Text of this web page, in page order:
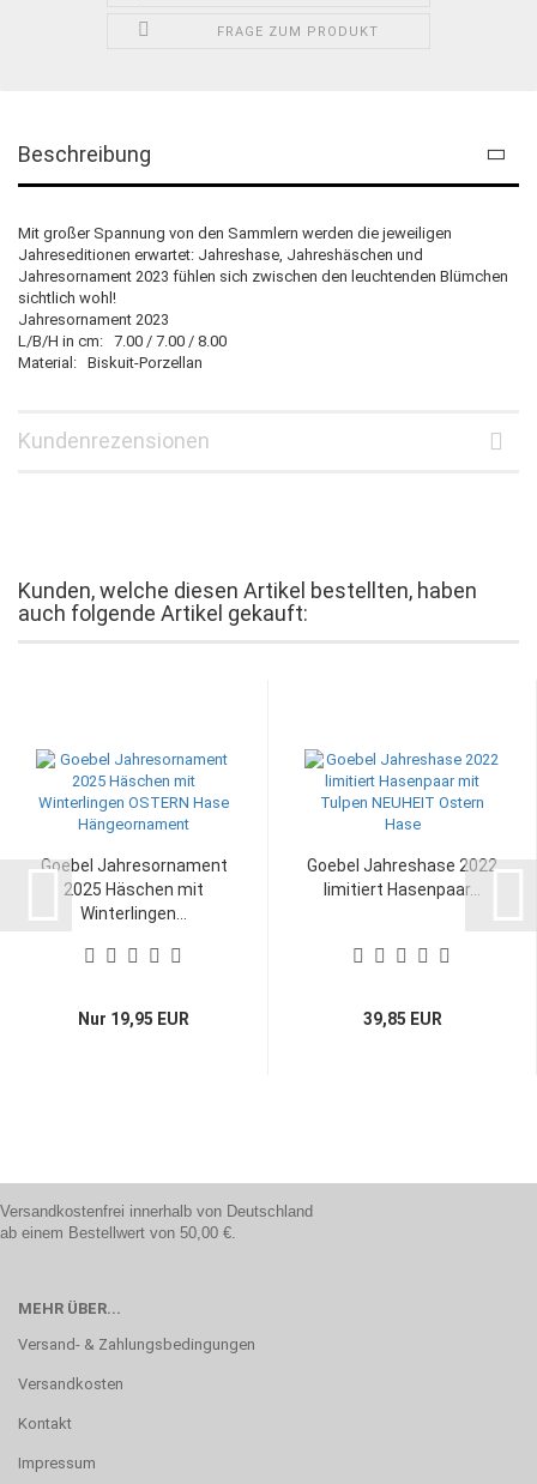
FRAGE ZUM PRODUKT
Beschreibung
Mit großer Spannung von den Sammlern werden die jeweiligen
Jahreseditionen erwartet: Jahreshase, Jahreshäschen und
Jahresornament 2023 fühlen sich zwischen den leuchtenden Blümchen
sichtlich wohl!
Jahresornament 2023
L/B/H in cm: 7.00 / 7.00 / 8.00
Material: Biskuit-Porzellan
Kundenrezensionen
Kunden, welche diesen Artikel bestellten, haben
auch folgende Artikel gekauft:
Goebel Jahresornament
2025 Häschen mit
Winterlingen...
Nur 19,95 EUR
Goebel Jahreshase 2022
limitiert Hasenpaar...
39,85 EUR
Versandkostenfrei innerhalb von Deutschland
ab einem Bestellwert von 50,00 €.
MEHR ÜBER...
Versand- & Zahlungsbedingungen
Versandkosten
Kontakt
Impressum